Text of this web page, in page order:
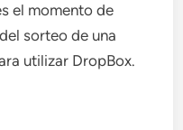
el momento de
sorteo de una
utilizar DropBox.